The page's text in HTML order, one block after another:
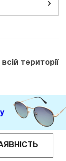
всій території